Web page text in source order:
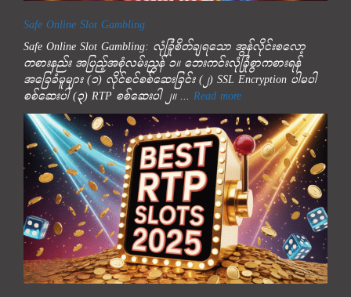
Safe Online Slot Gambling
Safe Online Slot Gambling: လုံခြုံစိတ်ချရသော အွန်လိုင်းစလော့
ကစားနည်း အပြည့်အစုံလမ်းညွှန် ၁။ ဘေးကင်းလုံခြုံစွာကစားရန်
အခြေခံမူများ (၁) လိုင်စင်စစ်ဆေးခြင်း (၂) SSL Encryption ပါမပါ
စစ်ဆေးပါ (၃) RTP စစ်ဆေးပါ ၂။ ... Read more